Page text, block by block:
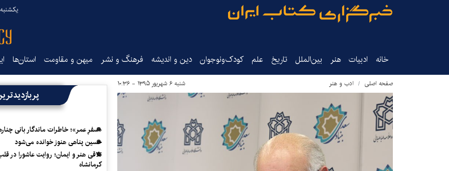
یکشنبه ۱۸ مرداد
خانه ادبیات هنر بین‌الملل تاریخ‌ علم کودک‌ونوجوان دین و اندیشه فرهنگ و نشر میهن و مقاومت استان‌ها
صفحه اصلی ادب و هنر شنبه ۶ شهریور ۱۳۹۵ - ۱۰:۳۶
«سفرِ عمر»؛ خاطرات ماندگار بانی
حسین پناهی هنوز خوانده می‌شود
تلاقی هنر و ایمان؛ روایت عاشورا در
کرمانشاه